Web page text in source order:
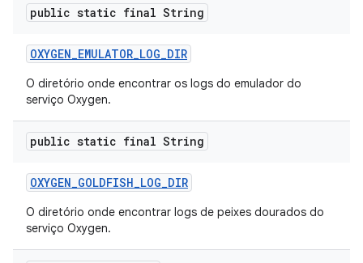
public static final String
OXYGEN_EMULATOR_LOG_DIR
O diretório onde encontrar os logs do emulador do
serviço Oxygen.
public static final String
OXYGEN_GOLDFISH_LOG_DIR
O diretório onde encontrar logs de peixes dourados do
serviço Oxygen.